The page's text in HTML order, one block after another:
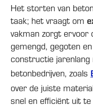
Het storten van
taak; het vraagt om
vakman zorgt
gemengd, gegoten
constructie
betonbedrijven, zoals
over de juiste
snel en efficiënt uit te